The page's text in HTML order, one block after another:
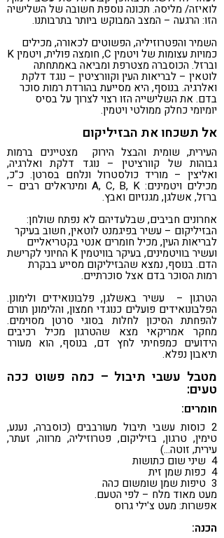
לואיזה/ מליסה. תכונה נוספת חשובה של השלישיה
הזו: הרגעה – המצב המבוקש ביותר בתרבותנו.
השמיר והפטרוזיליה, הפשוטים לכאורה, מכילים
כמויות עצומות של ויטמין C, חומצה פולית, ויטמין K
וברזל. הכוסברה מצטרפת ומביאה באמתחתה
לוטאין – לבריאות העין וקוורציטין – נוגד דלקת
ואלרגיה. בנוסף, היא מסייעת בהורדת רמות סוכר
בדם. את השלישייה הזו רצוי לצרוך על בסיס
יומיומי כחלק ממולטי ויטמין.
אל תשכחו את הבזיליקום
העירית, שומית והבצל הירוק מצטיינים ברמות
גבוהות של קוורציטין – נוגד דלקת ואלרגיה,
ואליצין – מוריד כולסטרול ונלחם בסרטן. כ"כ,
מכילים ויטמינים: A, C, B, K ומינראלים רבים –
ברזל, אשלגן, מגנזיום ואבץ.
אחרונים חביבים, שבלעדיהם לא נפתח שולחן:
הבזיליקום – עשיר בפיגמנט לוטאין, חשוב בעיקר
לבריאות העין, מכיל חומרים אנטי בקטריאליים
ועשיר בוויטמינים, בעיקר בוויטמין K החיוני לקרישת
הדם. בנוסף, נמצא שהבזיליקום מסייע בבקרת
רמות הסוכר בדם אצל סוכרתיים.
הטרגון – עשיר באשלגן, פלבונואידים ולימונן.
הפלבונואידים פועלים כנוגדי חמצון, והלימונן תורם
להפחתת הסיכון לחלות בסוגי סרטן מסוימים.
מחקר אמריקאי מצא שהטרגון מכיל רכיבים
הידועים כמפחיתי לחץ דם, בנוסף, הוא מעורר
תיאבון נפלא.
מטבל עשבי תיבול – כמה פשוט ככה
טעים:
חומרים:
2 כוסות עשבי תיבול מעורבבים (כוסברה, נענע,
טימין, טרגון, בזיליקום, פטרוזיליה, מרווה, זעתר,
עירית, זוטה…)
4 שיני שום כתושות
4 כפות שמן זית
3 טיפות שמן שומשום כהה
מעט מאוד מלח – לפי הטעם.
אפשרות: מעט צ'ילי גרוס
הכנה: